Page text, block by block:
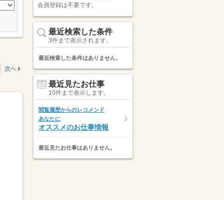
次へ
会員登録は不要です。
最近検索した条件
3件まで表示されます。
最近検索した条件はありません。
最近見たお仕事
10件まで表示します。
閲覧履歴からのレコメンド
あなたに
オススメのお仕事情報
最近見たお仕事はありません。